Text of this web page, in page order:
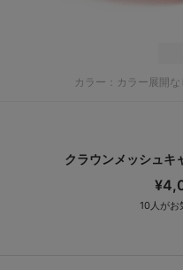
カラー：カラー展開な
クラウンメッシュキ
10 人がお